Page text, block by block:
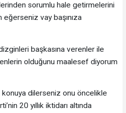
sorumlu hale getirmelerini
vay başınıza
başkasına verenler ile
olduğunu maalesef diyorum
konuya dilerseniz onu öncelikle
20 yıllık iktidarı altında